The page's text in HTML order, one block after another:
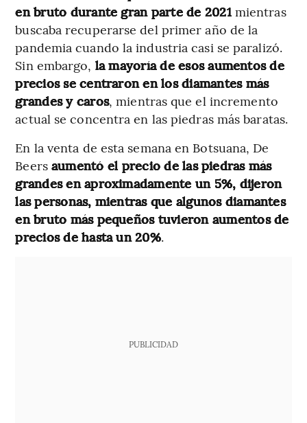
en bruto durante gran parte de 2021mientras
buscaba recuperarse del primer año de la
pandemia cuando la industria casi se paralizó.
Sin embargo, la mayoría de esos aumentos de
precios se centraron en los diamantes más
grandes y caros, mientras que el incremento
actual se concentra en las piedras más baratas.
En la venta de esta semana en Botsuana, De
Beers aumentó el precio de las piedras más
grandes en aproximadamente un 5%, dijeron
las personas, mientras que algunos diamantes
en bruto más pequeños tuvieron aumentos de
precios de hasta un 20%.
PUBLICIDAD